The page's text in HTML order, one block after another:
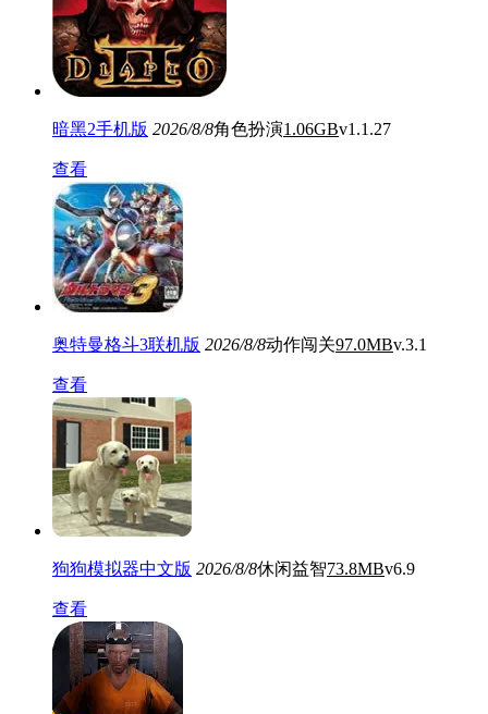
暗黑2手机版 2026/8/8角色扮演1.06GBv1.1.27
查看
奥特曼格斗3联机版 2026/8/8动作闯关97.0MBv.3.1
查看
狗狗模拟器中文版 2026/8/8休闲益智73.8MBv6.9
查看